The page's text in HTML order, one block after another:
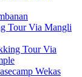
Tour Via Mangli
Tour Via
Wekas